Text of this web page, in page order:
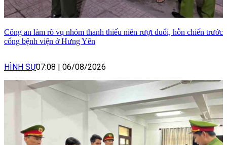
Công an làm rõ vụ nhóm thanh thiếu niên rượt đuổi, hỗn chiến trước
cổng bệnh viện ở Hưng Yên
HÌNH SỰ07:08 | 06/08/2026